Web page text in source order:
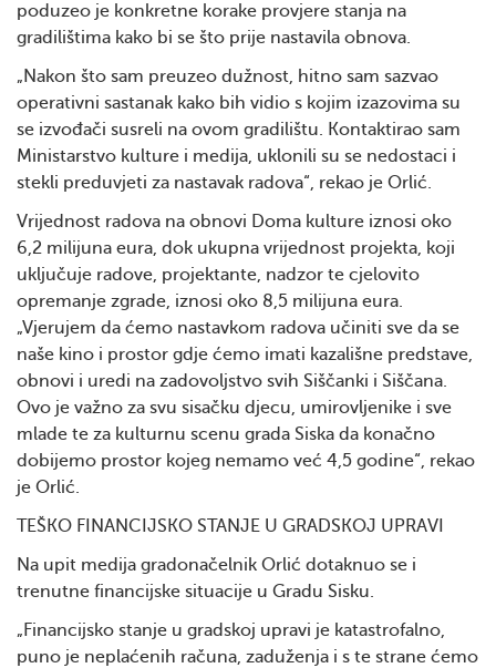
poduzeo je konkretne korake provjere stanja na
gradilištima kako bi se što prije nastavila obnova.
„Nakon što sam preuzeo dužnost, hitno sam sazvao
operativni sastanak kako bih vidio s kojim izazovima su
se izvođači susreli na ovom gradilištu. Kontaktirao sam
Ministarstvo kulture i medija, uklonili su se nedostaci i
stekli preduvjeti za nastavak radova“, rekao je Orlić.
Vrijednost radova na obnovi Doma kulture iznosi oko
6,2 milijuna eura, dok ukupna vrijednost projekta, koji
uključuje radove, projektante, nadzor te cjelovito
opremanje zgrade, iznosi oko 8,5 milijuna eura.
„Vjerujem da ćemo nastavkom radova učiniti sve da se
naše kino i prostor gdje ćemo imati kazališne predstave,
obnovi i uredi na zadovoljstvo svih Siščanki i Siščana.
Ovo je važno za svu sisačku djecu, umirovljenike i sve
mlade te za kulturnu scenu grada Siska da konačno
dobijemo prostor kojeg nemamo već 4,5 godine“, rekao
je Orlić.
TEŠKO FINANCIJSKO STANJE U GRADSKOJ UPRAVI
Na upit medija gradonačelnik Orlić dotaknuo se i
trenutne financijske situacije u Gradu Sisku.
„Financijsko stanje u gradskoj upravi je katastrofalno,
puno je neplaćenih računa, zaduženja i s te strane ćemo